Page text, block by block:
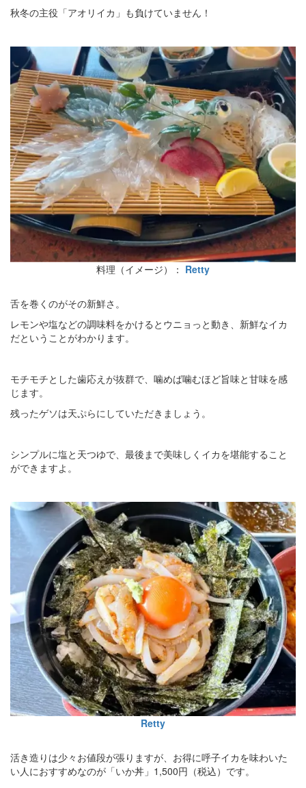
秋冬の主役「アオリイカ」も負けていません！
料理（イメージ）： Retty
舌を巻くのがその新鮮さ。
レモンや塩などの調味料をかけるとウニョっと動き、新鮮なイカ
だということがわかります。
モチモチとした歯応えが抜群で、噛めば噛むほど旨味と甘味を感
じます。
残ったゲソは天ぷらにしていただきましょう。
シンプルに塩と天つゆで、最後まで美味しくイカを堪能すること
ができますよ。
Retty
活き造りは少々お値段が張りますが、お得に呼子イカを味わいた
い人におすすめなのが「いか丼」1,500円（税込）です。